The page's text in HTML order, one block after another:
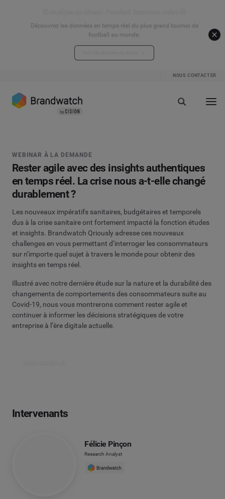
Découvrez les données en temps réel du plus grand tournoi de
football au monde.
NOUS CONTACTER
WEBINAR À LA DEMANDE
Rester agile avec des insights authentiques
en temps réel. La crise nous a-t-elle changé
durablement ?
Les nouveaux impératifs sanitaires, budgétaires et temporels
dus à la crise sanitaire ont fortement impacté la fonction études
et insights. Brandwatch Qriously adresse ces nouveaux
challenges en vous permettant d’interroger les consommateurs
sur n’importe quel sujet à travers le monde pour obtenir des
insights en temps réel.
Illustré avec notre dernière étude sur la nature et la durabilité des
changements de comportements des consommateurs suite au
Covid-19, nous vous montrerons comment rester agile et
continuer à informer les décisions stratégiques de votre
entreprise à l’ère digitale actuelle.
Intervenants
Félicie Pinçon
Research Analyst